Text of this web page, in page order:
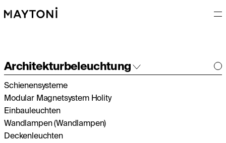
Architekturbeleuchtung
Innenleuchten
Außenleuchten
Schienensysteme
Modular Magnetsystem Holity
Einbauleuchten
Wandlampen (Wandlampen)
Deckenleuchten